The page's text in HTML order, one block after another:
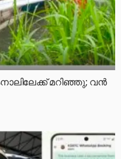
മറിഞ്ഞു; വൻ